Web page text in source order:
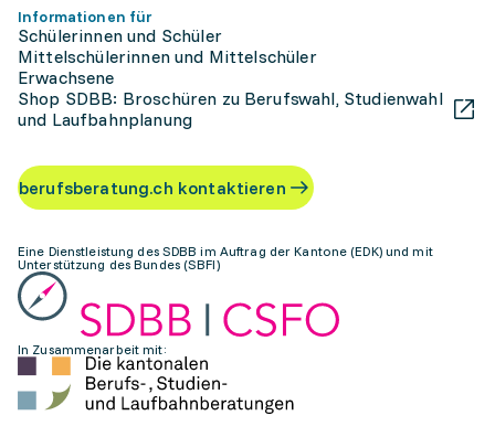
Informationen für
Schülerinnen und Schüler
Mittelschülerinnen und Mittelschüler
Erwachsene
Shop SDBB: Broschüren zu Berufswahl, Studienwahl
und Laufbahnplanung
berufsberatung.ch kontaktieren
Eine Dienstleistung des SDBB im Auftrag der Kantone (EDK) und mit
Unterstützung des Bundes (SBFI)
In Zusammenarbeit mit: